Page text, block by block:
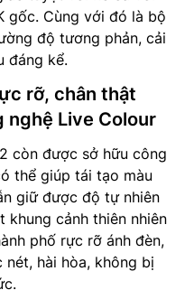
gốc. Cùng với đó là bộ
độ tương phản, cải
đáng kể.
rỡ, chân thật
nghệ Live Colour
còn được sở hữu công
thể giúp tái tạo màu
giữ được độ tự nhiên
khung cảnh thiên nhiên
phố rực rỡ ánh đèn,
nét, hài hòa, không bị